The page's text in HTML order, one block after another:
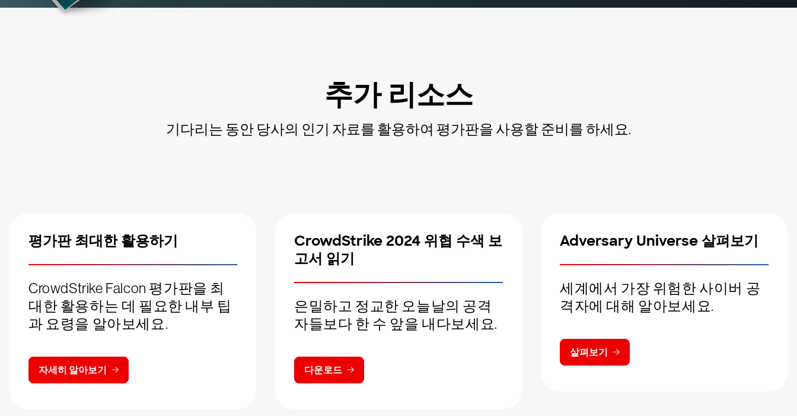
추가 리소스
기다리는 동안 당사의 인기 자료를 활용하여 평가판을 사용할 준비를 하세요.
평가판 최대한 활용하기
CrowdStrike Falcon 평가판을 최
대한 활용하는 데 필요한 내부 팁
과 요령을 알아보세요.
자세히 알아보기
CrowdStrike 2024 위협 수색 보
고서 읽기
은밀하고 정교한 오늘날의 공격
자들보다 한 수 앞을 내다보세요.
다운로드
Adversary Universe 살펴보기
세계에서 가장 위험한 사이버 공
격자에 대해 알아보세요.
살펴보기